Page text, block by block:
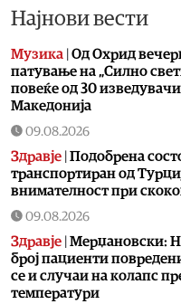
Најнови вести
Музика Од Охрид
патување на „Силно
повеќе од 30
Македонија
09.08.2026
Здравје Подобрена
транспортиран од
внимателност при
09.08.2026
Здравје Мерџановски:
број пациенти
се и случаи на колапс
температури